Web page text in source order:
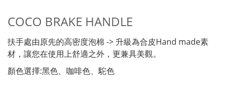
COCO BRAKE HANDLE
扶手處由原先的高密度泡棉 -> 升級為合皮Hand made素
材，讓您在使用上舒適之外，更兼具美觀。
顏色選擇:黑色、咖啡色、駝色